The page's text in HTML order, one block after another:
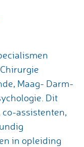
Maag- Darm-
Dit
assistenten,
in opleiding